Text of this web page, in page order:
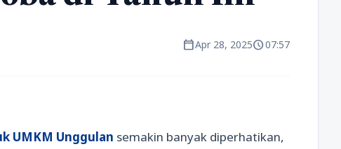
calendar_todayApr 28, 2025schedule07:57
UMKM Unggulan semakin banyak diperhatikan,